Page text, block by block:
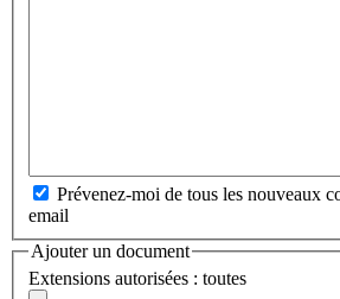
Prévenez-moi de tous les nouveaux
email
Ajouter un document
Extensions autorisées : toutes